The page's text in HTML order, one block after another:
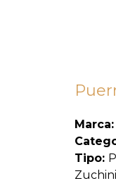
Marca:
Tipo:
Zuchini